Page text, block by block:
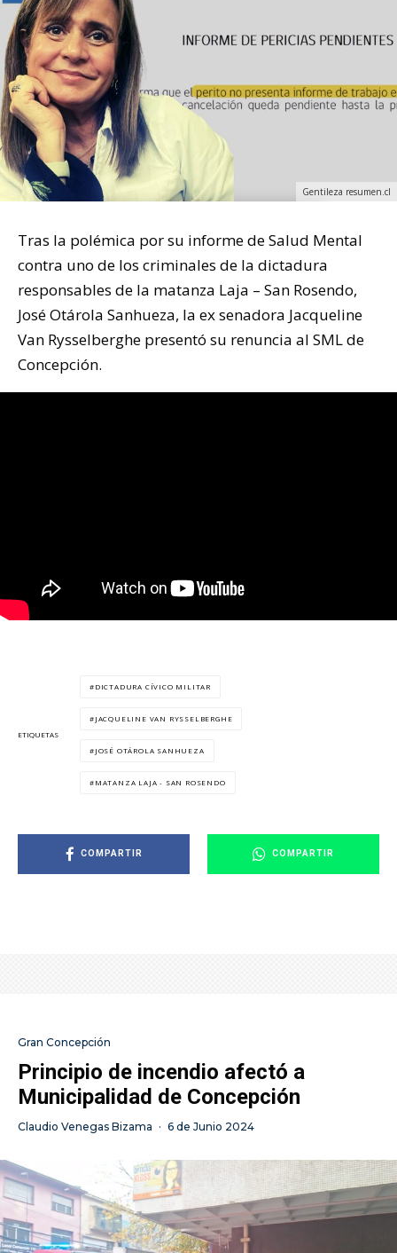
Gentileza resumen.cl
Tras la polémica por su informe de Salud Mental
contra uno de los criminales de la dictadura
responsables de la matanza Laja – San Rosendo,
José Otárola Sanhueza, la ex senadora Jacqueline
Van Rysselberghe presentó su renuncia al SML de
Concepción.
ETIQUETAS
DICTADURA CÍVICO MILITAR
JACQUELINE VAN RYSSELBERGHE
JOSÉ OTÁROLA SANHUEZA
MATANZA LAJA - SAN ROSENDO
COMPARTIR COMPARTIR
Gran Concepción
Principio de incendio afectó a
Municipalidad de Concepción
Claudio Venegas Bizama · 6 de Junio 2024